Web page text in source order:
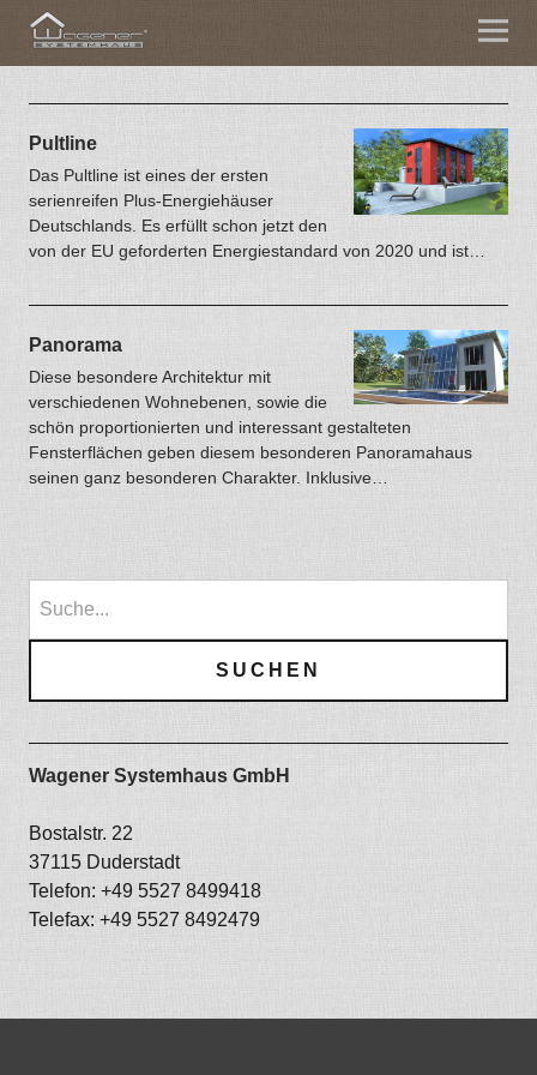
Pultline
Das Pultline ist eines der ersten
serienreifen Plus-Energiehäuser
Deutschlands. Es erfüllt schon jetzt den
von der EU geforderten Energiestandard von 2020 und ist…
Panorama
Diese besondere Architektur mit
verschiedenen Wohnebenen, sowie die
schön proportionierten und interessant gestalteten
Fensterflächen geben diesem besonderen Panoramahaus
seinen ganz besonderen Charakter. Inklusive…
Wagener Systemhaus GmbH
Bostalstr. 22
37115 Duderstadt
Telefon: +49 5527 8499418
Telefax: +49 5527 8492479